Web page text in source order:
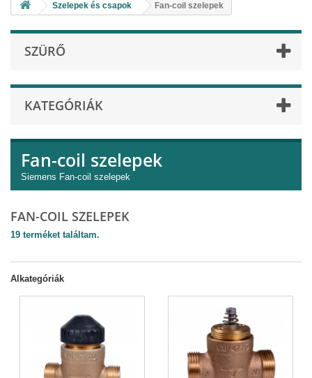
Szelepek és csapok Fan-coil szelepek
SZÜRŐ
KATEGÓRIÁK
Fan-coil szelepek
Siemens Fan-coil szelepek
FAN-COIL SZELEPEK
19 terméket találtam.
Alkategóriák